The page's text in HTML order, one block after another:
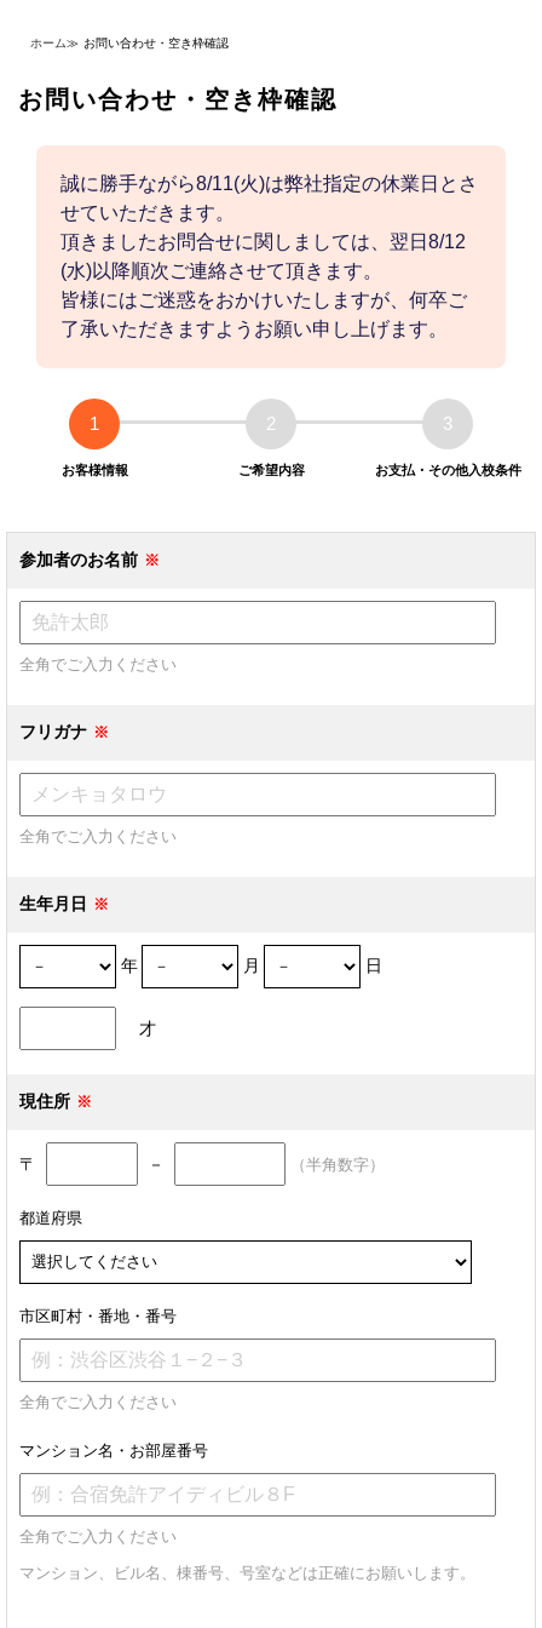
ホーム≫ お問い合わせ・空き枠確認
お問い合わせ・空き枠確認
誠に勝手ながら8/11(火)は弊社指定の休業日とさ
せていただきます。
頂きましたお問合せに関しましては、翌日8/12
(水)以降順次ご連絡させて頂きます。
皆様にはご迷惑をおかけいたしますが、何卒ご
了承いただきますようお願い申し上げます。
1
お客様情報
2
ご希望内容
3
お支払・その他入校条件
参加者のお名前
全角でご入力ください
フリガナ
全角でご入力ください
生年月日
年 月 日
才
現住所
〒 － （半角数字）
都道府県
市区町村・番地・番号
全角でご入力ください
マンション名・お部屋番号
全角でご入力ください
マンション、ビル名、棟番号、号室などは正確にお願いします。